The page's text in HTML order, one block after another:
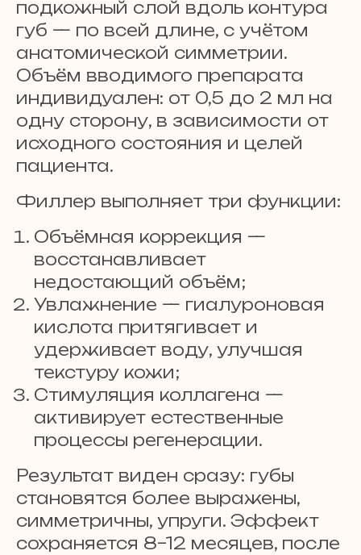
подкожный слой вдоль контура
губ — по всей длине, с учётом
анатомической симметрии.
Объём вводимого препарата
индивидуален: от 0,5 до 2 мл на
одну сторону, в зависимости от
исходного состояния и целей
пациента.
Филлер выполняет три функции:
Объёмная коррекция —
восстанавливает
недостающий объём;
Увлажнение — гиалуроновая
кислота притягивает и
удерживает воду, улучшая
текстуру кожи;
Стимуляция коллагена —
активирует естественные
процессы регенерации.
Результат виден сразу: губы
становятся более выражены,
симметричны, упруги. Эффект
сохраняется 8–12 месяцев, после